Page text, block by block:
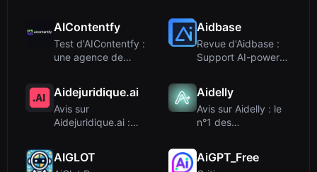
AIContentfy
Test d'AIContentfy :
une agence de
Aidbase
Revue d'Aidbase :
Support AI-powered
Aidejuridique.ai
Avis sur
Aidejuridique.ai :
Aidelly
Avis sur Aidelly : le
n°1 des
AIGLOT AiGPT_Free